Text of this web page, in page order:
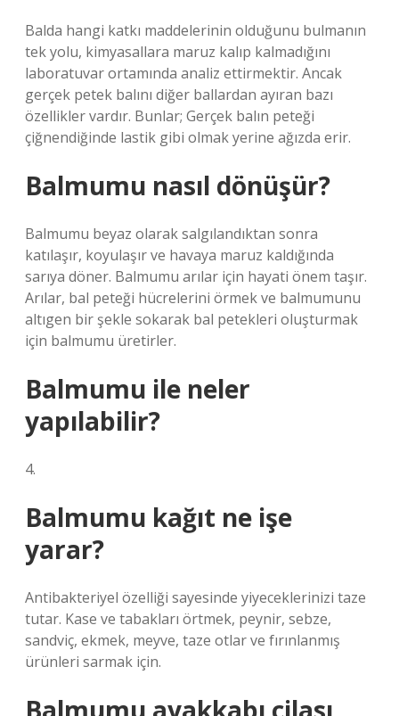
Balda hangi katkı maddelerinin olduğunu bulmanın
tek yolu, kimyasallara maruz kalıp kalmadığını
laboratuvar ortamında analiz ettirmektir. Ancak
gerçek petek balını diğer ballardan ayıran bazı
özellikler vardır. Bunlar; Gerçek balın peteği
çiğnendiğinde lastik gibi olmak yerine ağızda erir.
Balmumu nasıl dönüşür?
Balmumu beyaz olarak salgılandıktan sonra
katılaşır, koyulaşır ve havaya maruz kaldığında
sarıya döner. Balmumu arılar için hayati önem taşır.
Arılar, bal peteği hücrelerini örmek ve balmumunu
altıgen bir şekle sokarak bal petekleri oluşturmak
için balmumu üretirler.
Balmumu ile neler
yapılabilir?
4.
Balmumu kağıt ne işe
yarar?
Antibakteriyel özelliği sayesinde yiyeceklerinizi taze
tutar. Kase ve tabakları örtmek, peynir, sebze,
sandviç, ekmek, meyve, taze otlar ve fırınlanmış
ürünleri sarmak için.